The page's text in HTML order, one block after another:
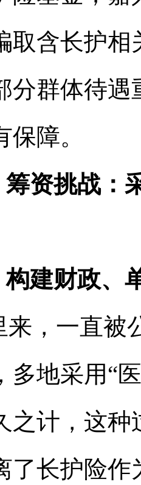
取含长护
分群体待
障。
筹资挑战：
构建财政、
来，一直被
多地采用“
之计，这
了长护险